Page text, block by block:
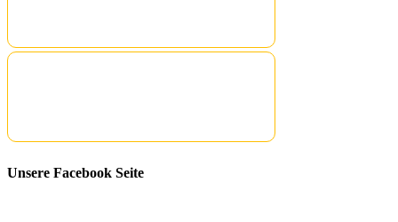
Unsere Facebook Seite